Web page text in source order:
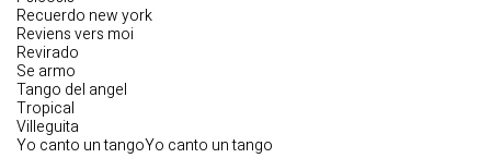
Recuerdo new york
Reviens vers moi
Revirado
Se armo
Tango del angel
Tropical
Villeguita
Yo canto un tangoYo canto un tango